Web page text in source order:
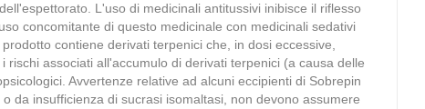
L'uso di medicinali antitussivi inibisce il riflesso
concomitante di questo medicinale con medicinali sedativi
contiene derivati terpenici che, in dosi eccessive,
associati all'accumulo di derivati terpenici (a causa delle
Avvertenze relative ad alcuni eccipienti di Sobrepin
da insufficienza di sucrasi isomaltasi, non devono assumere